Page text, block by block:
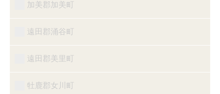
加美郡加美町
遠田郡涌谷町
遠田郡美里町
牡鹿郡女川町